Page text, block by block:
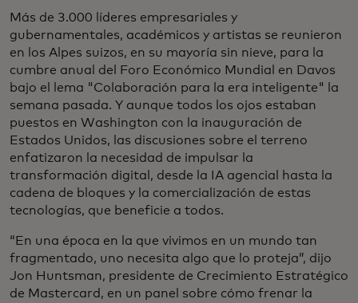
Más de 3.000 líderes empresariales y
gubernamentales, académicos y artistas se reunieron
en los Alpes suizos, en su mayoría sin nieve, para la
cumbre anual del Foro Económico Mundial en Davos
bajo el lema "Colaboración para la era inteligente" la
semana pasada. Y aunque todos los ojos estaban
puestos en Washington con la inauguración de
Estados Unidos, las discusiones sobre el terreno
enfatizaron la necesidad de impulsar la
transformación digital, desde la IA agencial hasta la
cadena de bloques y la comercialización de estas
tecnologías, que beneficie a todos.
“En una época en la que vivimos en un mundo tan
fragmentado, uno necesita algo que lo proteja”, dijo
Jon Huntsman, presidente de Crecimiento Estratégico
de Mastercard, en un panel sobre cómo frenar la